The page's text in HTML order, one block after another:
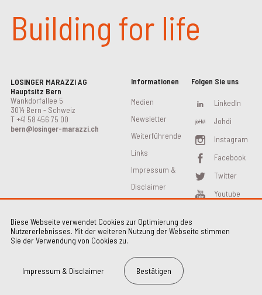
Building for life
LOSINGER MARAZZI AG
Hauptsitz Bern
Wankdorfallee 5
3014 Bern - Schweiz
T +41 58 456 75 00
bern@losinger-marazzi.ch
Informationen
Medien
Newsletter
Weiterführende
Links
Impressum &
Disclaimer
Folgen Sie uns
LinkedIn
Johdi
Instagram
Facebook
Twitter
Youtube
2026 Losinger Marazzi AG Impressum & Disclaimer
Diese Webseite verwendet Cookies zur Optimierung des
Nutzererlebnisses. Mit der weiteren Nutzung der Webseite stimmen
Sie der Verwendung von Cookies zu.
Impressum & Disclaimer Bestätigen